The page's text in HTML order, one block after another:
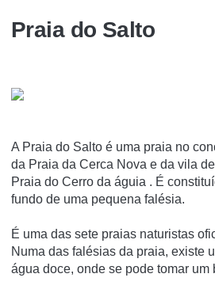
Praia do Salto
A Praia do Salto é uma praia no
da Praia da Cerca Nova e da vila
Praia do Cerro da águia . É
fundo de uma pequena falésia.
É uma das sete praias naturistas
Numa das falésias da praia, existe
água doce, onde se pode tomar um